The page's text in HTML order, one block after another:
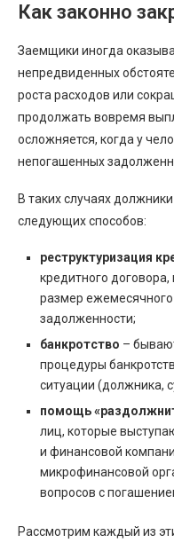
Как законно
Заемщики иногда
непредвиденных
роста расходов или
продолжать вовремя
осложняется, когда у
непогашенных
В таких случаях
следующих способов:
реструктуризация
кредитного
размер
задолженности;
банкротство –
процедуры
ситуации (должника,
помощь
лиц, которые
и финансовой
микрофинансовой
вопросов с
Рассмотрим каждый из